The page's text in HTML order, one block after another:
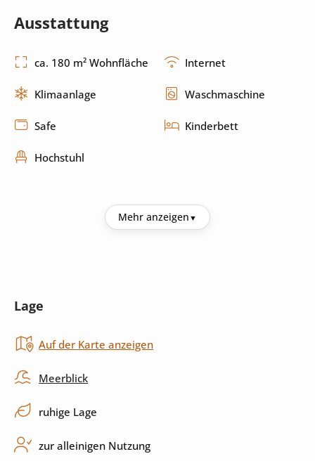
Ausstattung
ca. 180 m² Wohnfläche Internet
Klimaanlage Waschmaschine
Safe Kinderbett
Hochstuhl
Toaster
Induktionskochfeld
Spülmaschine
Außenbereich
Mehr anzeigen
Lage
Auf der Karte anzeigen
Meerblick
ruhige Lage
zur alleinigen Nutzung